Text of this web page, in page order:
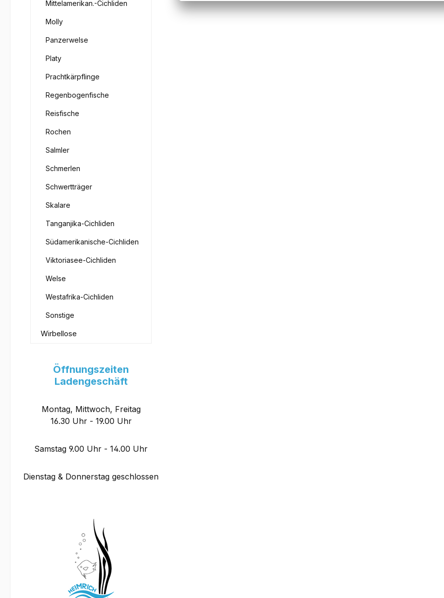
Mittelamerikan.-Cichliden
Molly
Panzerwelse
Platy
Prachtkärpflinge
Regenbogenfische
Reisfische
Rochen
Salmler
Schmerlen
Schwertträger
Skalare
Tanganjika-Cichliden
Südamerikanische-Cichliden
Viktoriasee-Cichliden
Welse
Westafrika-Cichliden
Sonstige
Wirbellose
Öffnungszeiten
Ladengeschäft
Montag, Mittwoch, Freitag
16.30 Uhr - 19.00 Uhr
Samstag 9.00 Uhr - 14.00 Uhr
Dienstag & Donnerstag geschlossen